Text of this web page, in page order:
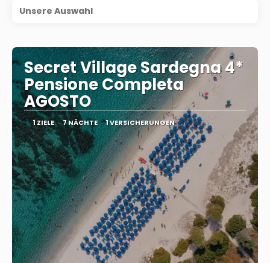
Unsere Auswahl
Secret Village Sardegna 4*
Pensione Completa
AGOSTO
1 ZIELE 7 NÄCHTE 1 VERSICHERUNGEN